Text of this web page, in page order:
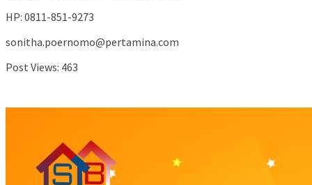
HP: 0811-851-9273
sonitha.poernomo@pertamina.com
Post Views: 463